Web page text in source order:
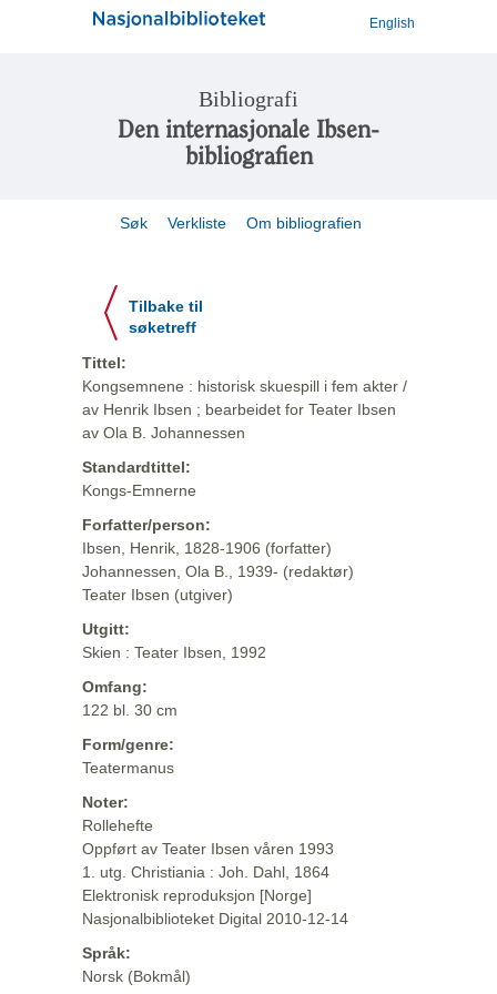
English
Bibliografi
Den internasjonale Ibsen-
bibliografien
Søk Verkliste Om bibliografien
Tilbake til
søketreff
Tittel:
Kongsemnene : historisk skuespill i fem akter /
av Henrik Ibsen ; bearbeidet for Teater Ibsen
av Ola B. Johannessen
Standardtittel:
Kongs-Emnerne
Forfatter/person:
Ibsen, Henrik, 1828-1906 (forfatter)
Johannessen, Ola B., 1939- (redaktør)
Teater Ibsen (utgiver)
Utgitt:
Skien : Teater Ibsen, 1992
Omfang:
122 bl. 30 cm
Form/genre:
Teatermanus
Noter:
Rollehefte
Oppført av Teater Ibsen våren 1993
1. utg. Christiania : Joh. Dahl, 1864
Elektronisk reproduksjon [Norge]
Nasjonalbiblioteket Digital 2010-12-14
Språk:
Norsk (Bokmål)